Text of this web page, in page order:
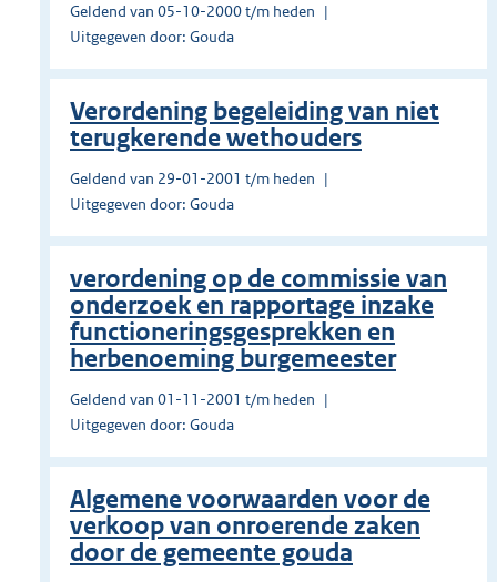
Geldend van 05-10-2000 t/m heden
Uitgegeven door: Gouda
Verordening begeleiding van niet
terugkerende wethouders
Geldend van 29-01-2001 t/m heden
Uitgegeven door: Gouda
verordening op de commissie van
onderzoek en rapportage inzake
functioneringsgesprekken en
herbenoeming burgemeester
Geldend van 01-11-2001 t/m heden
Uitgegeven door: Gouda
Algemene voorwaarden voor de
verkoop van onroerende zaken
door de gemeente gouda